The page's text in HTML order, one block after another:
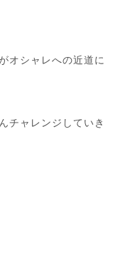
オシャレへの近道に
チャレンジしていき